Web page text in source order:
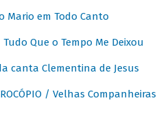
Mario em Todo Canto
/ Tudo Que o Tempo Me Deixou
canta Clementina de Jesus
/ Velhas Companheiras